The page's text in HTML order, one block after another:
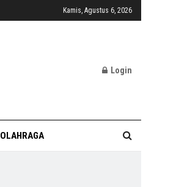
Kamis, Agustus 6, 2026
Login
OLAHRAGA